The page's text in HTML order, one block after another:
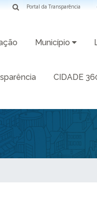
Portal da Transparência
Município
CIDADE